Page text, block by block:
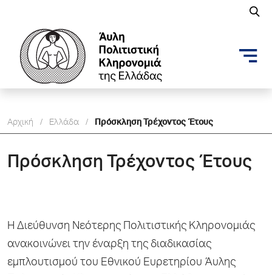
Αρχική / Ελλάδα / Πρόσκληση Τρέχοντος Έτους
Πρόσκληση Τρέχοντος Έτους
Η Διεύθυνση Νεότερης Πολιτιστικής Κληρονομιάς
ανακοινώνει την έναρξη της διαδικασίας
εμπλουτισμού του Εθνικού Ευρετηρίου Άυλης